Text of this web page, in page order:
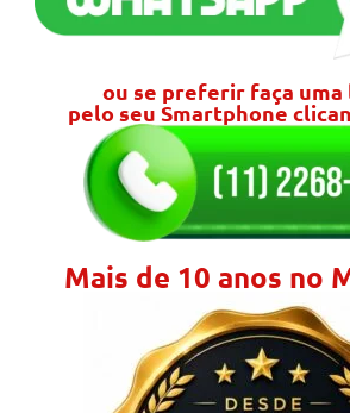
ou se preferir faça uma
pelo seu Smartphone
Mais de 10 anos no